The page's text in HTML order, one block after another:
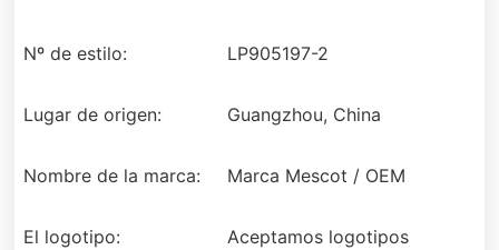
Nº de estilo: LP905197-2
Lugar de origen: Guangzhou, China
Nombre de la marca: Marca Mescot / OEM
El logotipo:
Aceptamos logotipos